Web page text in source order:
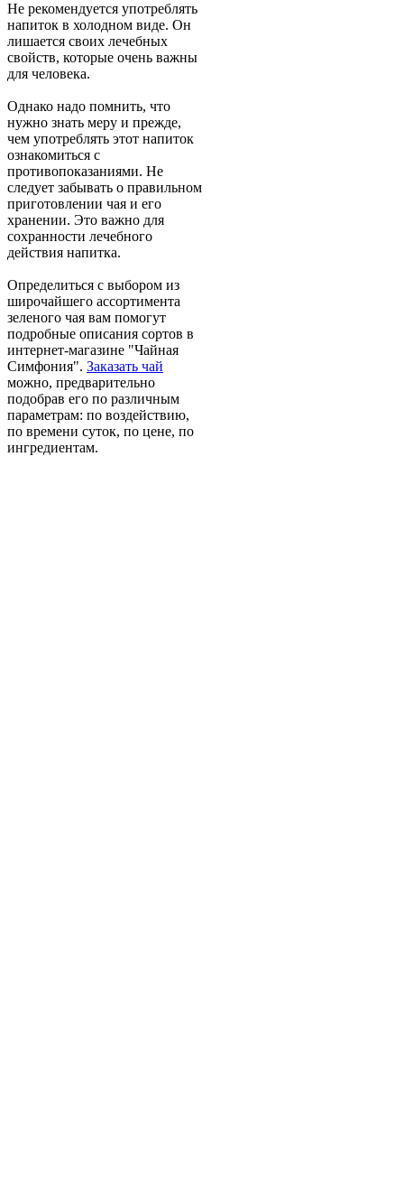
Не рекомендуется употреблять
напиток в холодном виде. Он
лишается своих лечебных
свойств, которые очень важны
для человека.
Однако надо помнить, что
нужно знать меру и прежде,
чем употреблять этот напиток
ознакомиться с
противопоказаниями. Не
следует забывать о правильном
приготовлении чая и его
хранении. Это важно для
сохранности лечебного
действия напитка.
Определиться с выбором из
широчайшего ассортимента
зеленого чая вам помогут
подробные описания сортов в
интернет-магазине "Чайная
Симфония". Заказать чай
можно, предварительно
подобрав его по различным
параметрам: по воздействию,
по времени суток, по цене, по
ингредиентам.